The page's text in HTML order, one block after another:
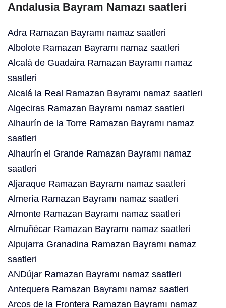
Andalusia Bayram Namazı saatleri
Adra Ramazan Bayramı namaz saatleri
Albolote Ramazan Bayramı namaz saatleri
Alcalá de Guadaira Ramazan Bayramı namaz
saatleri
Alcalá la Real Ramazan Bayramı namaz saatleri
Algeciras Ramazan Bayramı namaz saatleri
Alhaurín de la Torre Ramazan Bayramı namaz
saatleri
Alhaurín el Grande Ramazan Bayramı namaz
saatleri
Aljaraque Ramazan Bayramı namaz saatleri
Almería Ramazan Bayramı namaz saatleri
Almonte Ramazan Bayramı namaz saatleri
Almuñécar Ramazan Bayramı namaz saatleri
Alpujarra Granadina Ramazan Bayramı namaz
saatleri
ANDújar Ramazan Bayramı namaz saatleri
Antequera Ramazan Bayramı namaz saatleri
Arcos de la Frontera Ramazan Bayramı namaz